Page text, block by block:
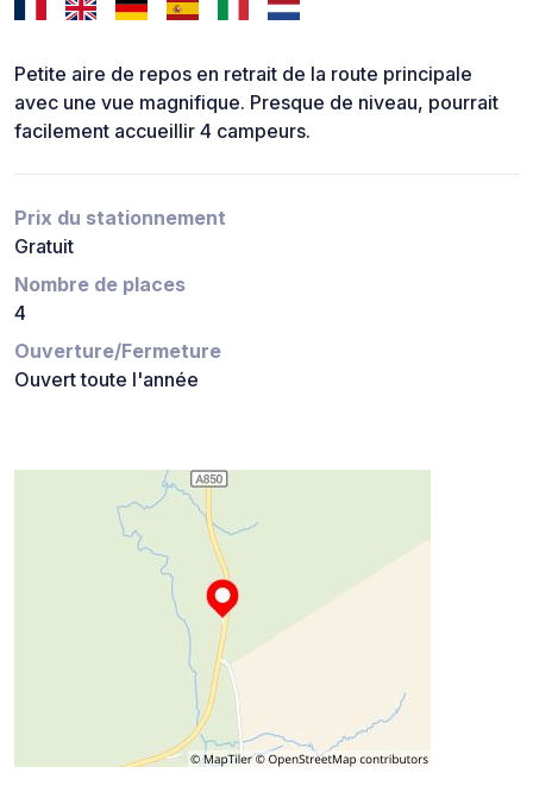
Petite aire de repos en retrait de la route principale
avec une vue magnifique. Presque de niveau, pourrait
facilement accueillir 4 campeurs.
Prix du stationnement
Gratuit
Nombre de places
4
Ouverture/Fermeture
Ouvert toute l'année